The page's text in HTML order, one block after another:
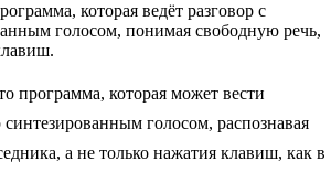
которая ведёт разговор с
голосом, понимая свободную речь,
программа, которая может вести
голосом, распознавая
а не только нажатия клавиш, как в